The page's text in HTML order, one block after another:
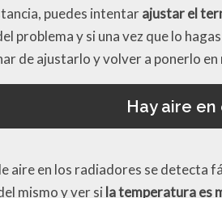
puedes intentarajustar el
problema y si una vez que lo
de ajustarlo y volver a ponerlo en
Hay aire
aire en los radiadores se detecta
mismo y ver si la temperatura es